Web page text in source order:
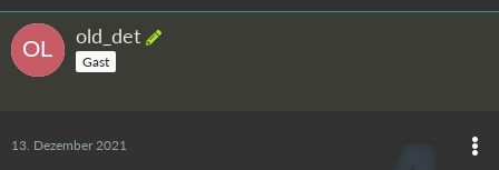
old_det
Gast
13. Dezember 2021